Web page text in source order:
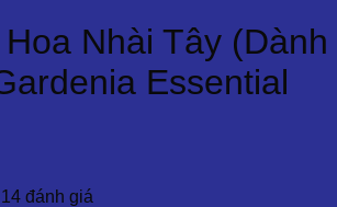
Nhài Tây (Dành
Essential
14 đánh giá